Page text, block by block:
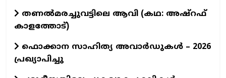
തണൽമരച്ചുവട്ടിലെ ആവി (കഥ: അഷ്‌റഫ്
കാളത്തോട്)
ഫൊക്കാന സാഹിത്യ അവാർഡുകൾ – 2026
പ്രഖ്യാപിച്ചു